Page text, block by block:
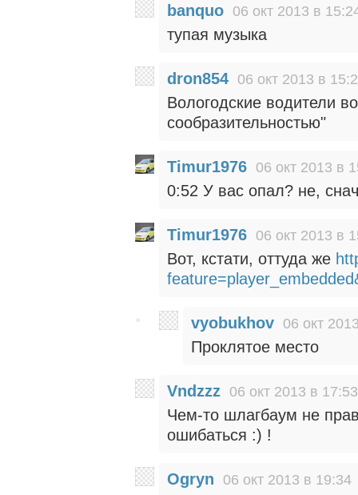
banquo 06 окт 2013 в
тупая музыка
dron854 06 окт 2013 в
Вологодские водители
сообразительностью"
Timur1976 06 окт 2013 в
0:52 У вас опал? не,
Timur1976 06 окт 2013 в
Вот, кстати, оттуда же
vyobukhov 06 окт
Проклятое место
Vndzzz 06 окт 2013 в 17:53
Чем-то шлагбаум не
ошибаться :) !
Ogryn 06 окт 2013 в 19:34